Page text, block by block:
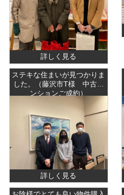
詳しく見る
ステキな住まいが見つかりま
した。（藤沢市T様 中古マ
ンションご成約）
詳しく見る